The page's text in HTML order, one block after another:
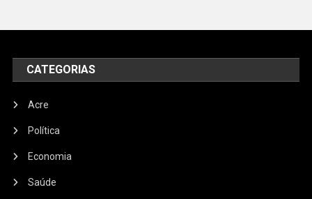
CATEGORIAS
Acre
Política
Economia
Saúde